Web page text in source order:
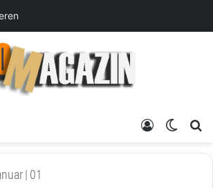
Skin
Anmelden
| 01